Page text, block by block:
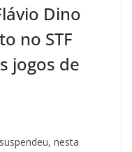
Dino
no STF
jogos de
nesta